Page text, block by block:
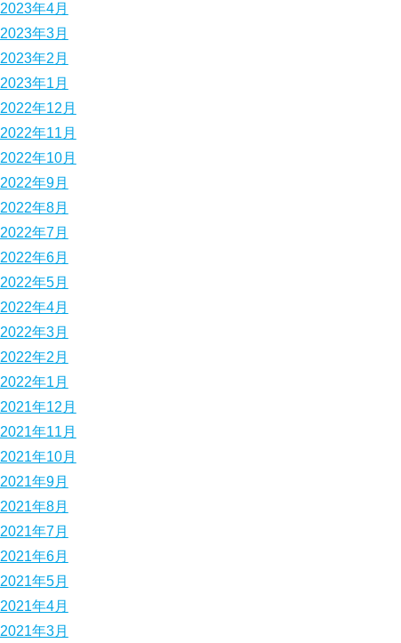
2023年4月
2023年3月
2023年2月
2023年1月
2022年12月
2022年11月
2022年10月
2022年9月
2022年8月
2022年7月
2022年6月
2022年5月
2022年4月
2022年3月
2022年2月
2022年1月
2021年12月
2021年11月
2021年10月
2021年9月
2021年8月
2021年7月
2021年6月
2021年5月
2021年4月
2021年3月